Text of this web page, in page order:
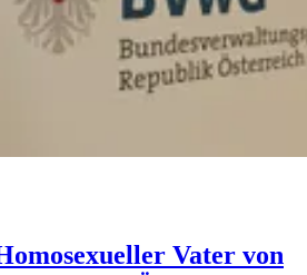
Vater von